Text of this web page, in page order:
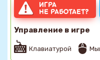
ИГРА
НЕ РАБОТАЕТ?
Управление в игре
Клавиатурой